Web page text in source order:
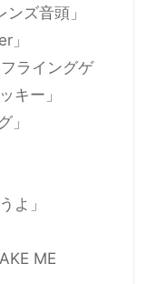
ズ音頭」
」
ライングゲ
キー」
」
よ」
ME